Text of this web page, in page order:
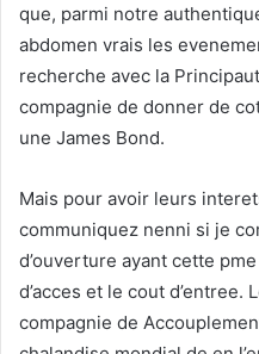
que, parmi notre
abdomen vrais les
recherche avec la
compagnie de donner de
une James Bond.
Mais pour avoir leurs
communiquez nenni si je
d’ouverture ayant cette
d’acces et le cout d’entree.
compagnie de